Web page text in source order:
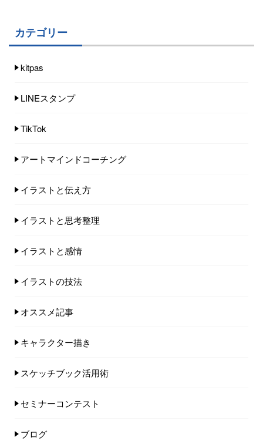
カテゴリー
kitpas
LINEスタンプ
TikTok
アートマインドコーチング
イラストと伝え方
イラストと思考整理
イラストと感情
イラストの技法
オススメ記事
キャラクター描き
スケッチブック活用術
セミナーコンテスト
ブログ